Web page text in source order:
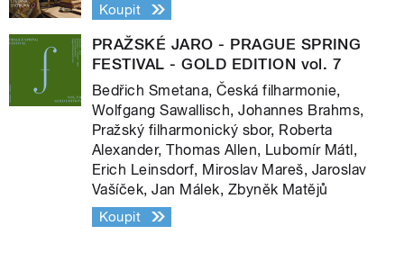
Koupit
PRAŽSKÉ JARO - PRAGUE SPRING
FESTIVAL - GOLD EDITION vol. 7
Bedřich Smetana, Česká filharmonie,
Wolfgang Sawallisch, Johannes Brahms,
Pražský filharmonický sbor, Roberta
Alexander, Thomas Allen, Lubomír Mátl,
Erich Leinsdorf, Miroslav Mareš, Jaroslav
Vašíček, Jan Málek, Zbyněk Matějů
Koupit